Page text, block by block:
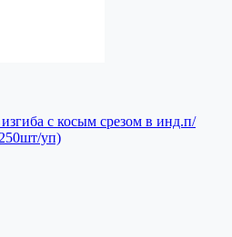
с косым срезом в инд.п/
уп)